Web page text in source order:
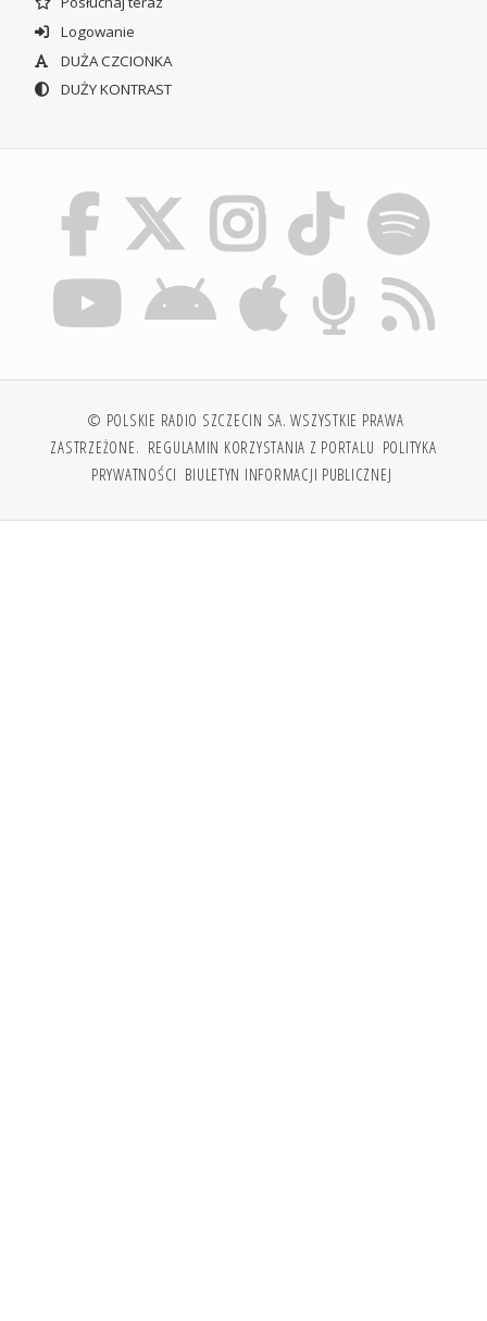
Logowanie
DUŻA CZCIONKA
DUŻY KONTRAST
© POLSKIE RADIO SZCZECIN SA. WSZYSTKIE PRAWA
ZASTRZEŻONE. REGULAMIN KORZYSTANIA Z PORTALU POLITYKA
PRYWATNOŚCI BIULETYN INFORMACJI PUBLICZNEJ